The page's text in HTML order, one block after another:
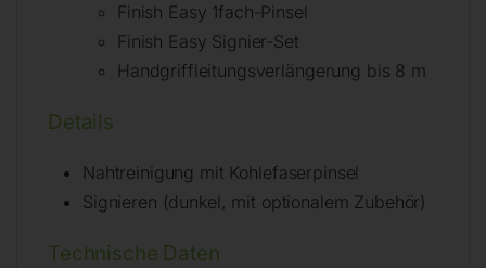
Finish Easy 1fach-Pinsel
Finish Easy Signier-Set
Handgriffleitungsverlängerung bis 8 m
Details
Nahtreinigung mit Kohlefaserpinsel
Signieren (dunkel, mit optionalem Zubehör)
Technische Daten